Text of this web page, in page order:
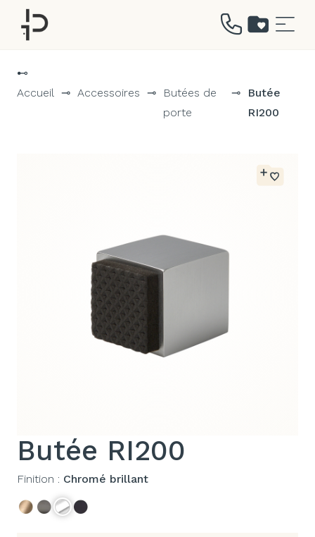
⊷
Accueil ⊸ Accessoires ⊸
Butées de
porte
⊸
Butée
RI200
Butée RI200
Finition : Chromé brillant